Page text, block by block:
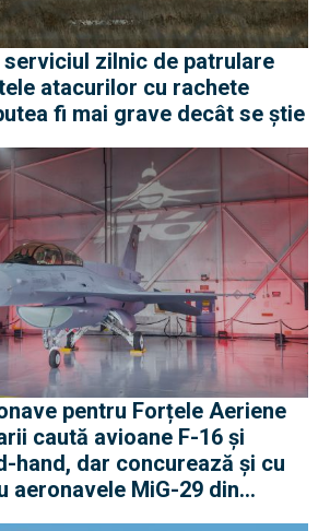
serviciul zilnic de patrulare
atacurilor cu rachete
fi mai grave decât se știe
pentru Forțele Aeriene
caută avioane F-16 și
hand, dar concurează și cu
aeronavele MiG-29 din